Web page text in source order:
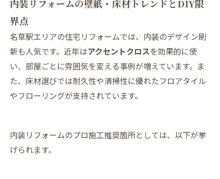
内装リフォームの壁紙・床材トレンドとDIY限
界点
名草駅エリアの住宅リフォームでは、内装のデザイン刷
新も人気です。近年はアクセントクロスを効果的に使
い、部屋ごとに雰囲気を変える事例が増えています。ま
た、床材選びでは耐久性や清掃性に優れたフロアタイル
やフローリングが支持されています。
内装リフォームのプロ施工推奨箇所としては、以下が挙
げられます。